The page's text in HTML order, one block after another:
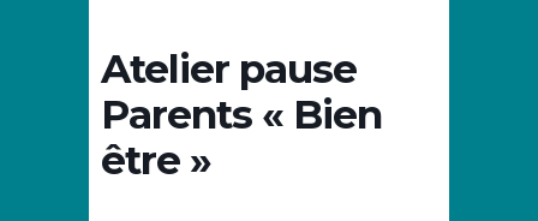
Atelier pause
Parents « Bien
être »